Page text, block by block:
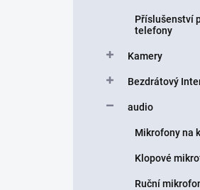
Příslušenství
telefony
Kamery
Bezdrátový
audio
Mikrofony na
Klopové
Ruční